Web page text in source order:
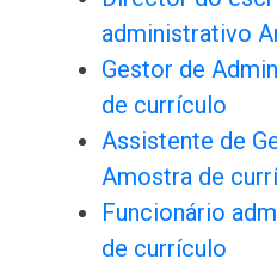
administrativo
Gestor de
de currículo
Assistente de
Amostra de
Funcionário
de currículo